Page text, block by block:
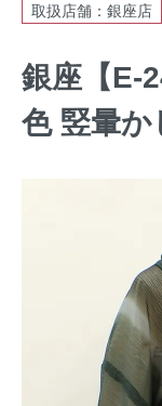
取扱店舗：銀座店
銀座【E-
色 竪暈か